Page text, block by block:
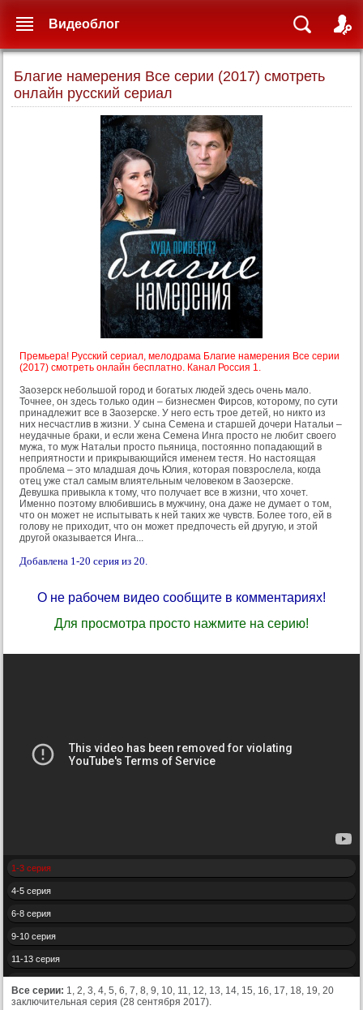
Благие намерения Все серии (2017) смотреть
онлайн русский сериал
Премьера! Русский сериал, мелодрама Благие намерения Все серии
(2017) смотреть онлайн бесплатно. Канал Россия 1.
Заозерск небольшой город и богатых людей здесь очень мало.
Точнее, он здесь только один – бизнесмен Фирсов, которому, по сути
принадлежит все в Заозерске. У него есть трое детей, но никто из
них несчастлив в жизни. У сына Семена и старшей дочери Натальи –
неудачные браки, и если жена Семена Инга просто не любит своего
мужа, то муж Натальи просто пьяница, постоянно попадающий в
неприятности и прикрывающийся именем тестя. Но настоящая
проблема – это младшая дочь Юлия, которая повзрослела, когда
отец уже стал самым влиятельным человеком в Заозерске.
Девушка привыкла к тому, что получает все в жизни, что хочет.
Именно поэтому влюбившись в мужчину, она даже не думает о том,
что он может не испытывать к ней таких же чувств. Более того, ей в
голову не приходит, что он может предпочесть ей другую, и этой
другой оказывается Инга...
Добавлена 1-20 серия из 20.
О не рабочем видео сообщите в комментариях!
Для просмотра просто нажмите на серию!
1-3 серия
4-5 серия
6-8 серия
9-10 серия
11-13 серия
16-18 серия
Все серии: 1, 2, 3, 4, 5, 6, 7, 8, 9, 10, 11, 12, 13, 14, 15, 16, 17, 18, 19, 20
заключительная серия (28 сентября 2017).
Видеоблог